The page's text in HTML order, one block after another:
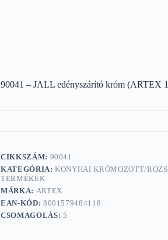
90041 – JALL edényszárító króm (ARTEX
CIKKSZÁM: 90041
KATEGÓRIA:KONYHAI KRÓMOZOTT/
TERMÉKEK
MÁRKA: ARTEX
EAN-KÓD: 8001579484118
CSOMAGOLÁS: 5